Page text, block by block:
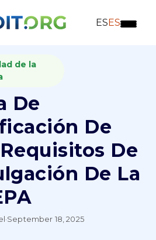
ESES
de la
De
De
De
De La
·September 18, 2025